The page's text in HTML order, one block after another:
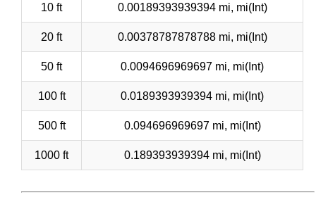
10 ft 0.00189393939394 mi, mi(Int)
20 ft 0.00378787878788 mi, mi(Int)
50 ft 0.0094696969697 mi, mi(Int)
100 ft 0.0189393939394 mi, mi(Int)
500 ft 0.094696969697 mi, mi(Int)
1000 ft 0.189393939394 mi, mi(Int)